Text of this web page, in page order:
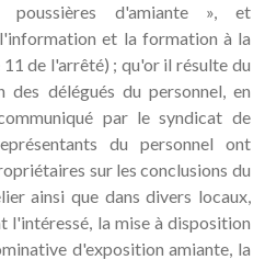
poussières d'amiante », et
et la formation à la
de l'arrêté) ; qu'or il résulte du
délégués du personnel, en
par le syndicat de
du personnel ont
sur les conclusions du
ainsi que dans divers locaux,
l'intéressé, la mise à disposition
d'exposition amiante, la